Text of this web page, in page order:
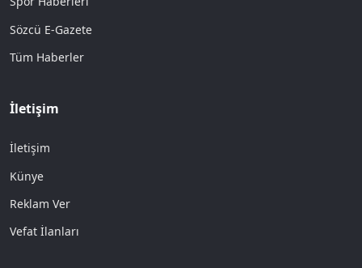
Sözcü E-Gazete
Tüm Haberler
İletişim
İletişim
Künye
Reklam Ver
Vefat İlanları